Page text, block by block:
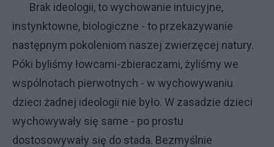
Brak ideologii, to wychowanie intuicyjne,
instynktowne, biologiczne - to przekazywanie
następnym pokoleniom naszej zwierzęcej natury.
Póki byliśmy łowcami-zbieraczami, żyliśmy we
wspólnotach pierwotnych - w wychowywaniu
dzieci żadnej ideologii nie było. W zasadzie dzieci
wychowywały się same - po prostu
dostosowywały się do stada. Bezmyślnie